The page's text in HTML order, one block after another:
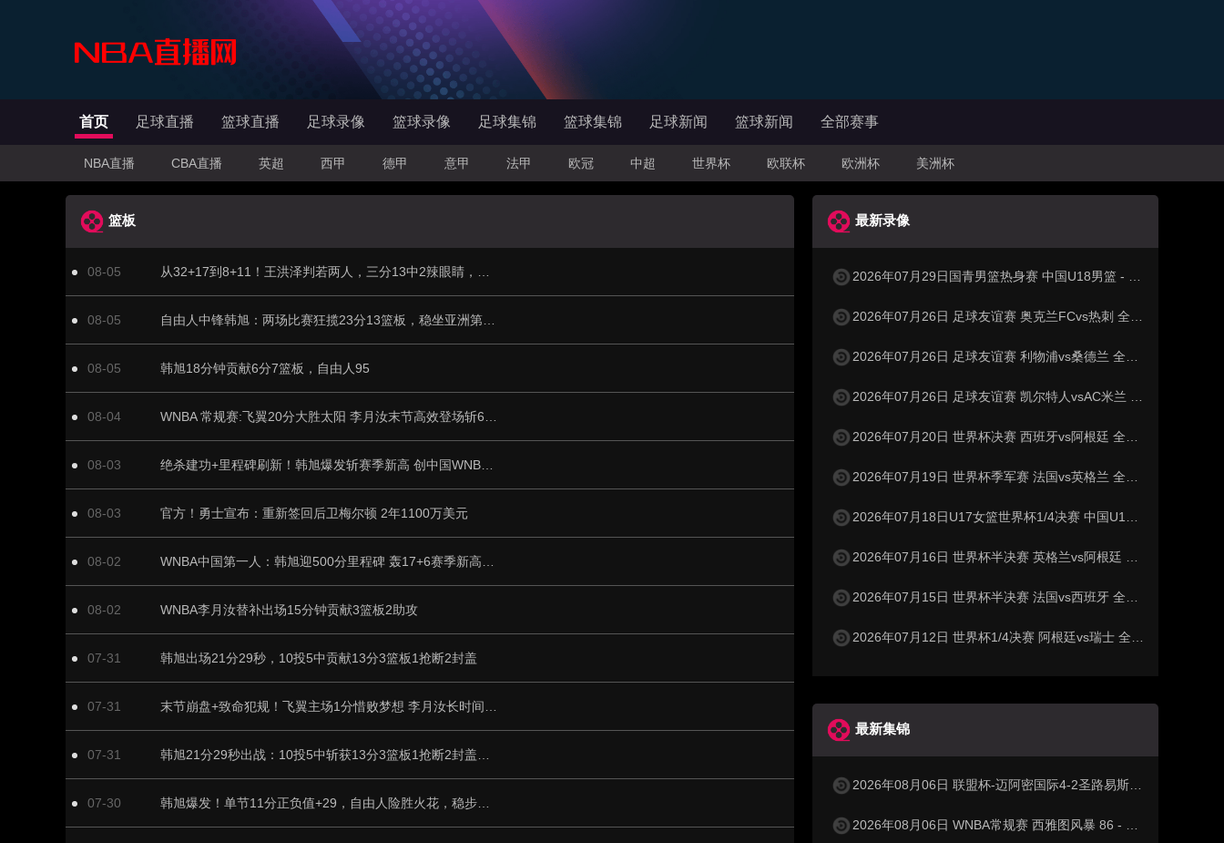
首页 足球直播 篮球直播 足球录像 篮球录像 足球集锦 篮球集锦 足球新闻 篮球新闻 全部赛事
NBA直播 CBA直播 英超 西甲 德甲 意甲 法甲 欧冠 中超 世界杯 欧联杯 欧洲杯 美洲杯
篮板
08-05
08-05
08-05 韩旭18分钟贡献6分7篮板，自由人95
08-04
08-03
08-03 官方！勇士宣布：重新签回后卫梅尔顿 2年1100万美元
08-02
08-02 WNBA李月汝替补出场15分钟贡献3篮板2助攻
07-31 韩旭出场21分29秒，10投5中贡献13分3篮板1抢断2封盖
07-31
07-31
07-30
最新录像
2026年07月29日国青男篮热身赛 中国U18男篮 - 纽纳华丁闪电队 全场录像
2026年07月26日 足球友谊赛 奥克兰FCvs热刺 全场录像
2026年07月26日 足球友谊赛 利物浦vs桑德兰 全场录像
2026年07月26日 足球友谊赛 凯尔特人vsAC米兰 全场录像
2026年07月20日 世界杯决赛 西班牙vs阿根廷 全场录像
2026年07月19日 世界杯季军赛 法国vs英格兰 全场录像
2026年07月18日U17女篮世界杯1/4决赛 中国U17女篮 - 加拿大U17女篮 录像
2026年07月16日 世界杯半决赛 英格兰vs阿根廷 全场录像
2026年07月15日 世界杯半决赛 法国vs西班牙 全场录像
2026年07月12日 世界杯1/4决赛 阿根廷vs瑞士 全场录像
最新集锦
2026年08月06日 联盟杯-迈阿密国际4-2圣路易斯 梅西2射1传 阿伦助攻戴帽
2026年08月06日 WNBA常规赛 西雅图风暴 86 - 92 纽约自由人 全场集锦